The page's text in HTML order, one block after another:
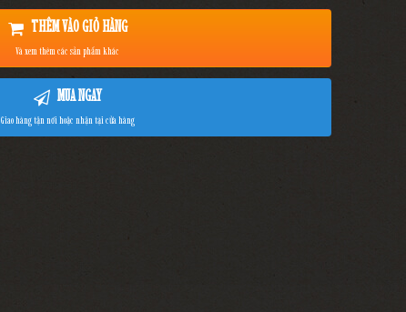
THÊM VÀO GIỎ HÀNG
Và xem thêm các sản phẩm khác
MUA NGAY
Giao hàng tận nơi hoặc nhận tại cửa hàng